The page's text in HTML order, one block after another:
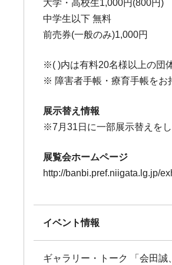
大学・高校生1,000円(800円)
中学生以下 無料
前売券(一般のみ)1,000円
※( )内は有料20名様以上の団
※ 障害者手帳・療育手帳をお
展示替え情報
※7月31日に一部展示替えをし
展覧会ホームページ
http://banbi.pref.niigata.lg.jp/
イベント情報
ギャラリー・トーク 「会田誠